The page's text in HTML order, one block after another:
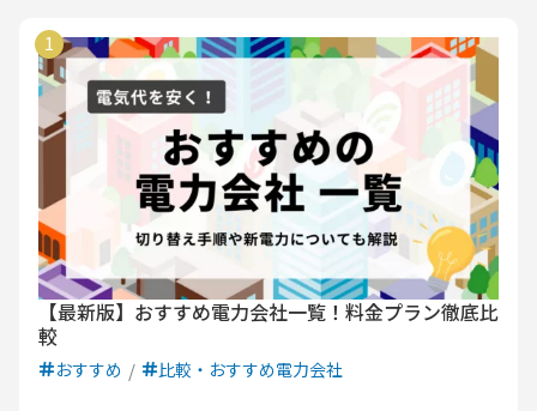
【最新版】おすすめ電力会社一覧！料金プラン徹底比
較
おすすめ 比較・おすすめ電力会社